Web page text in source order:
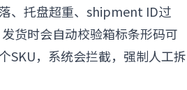
、托盘超重、shipment ID过
货时会自动校验箱标条形码可
SKU，系统会拦截，强制人工拆